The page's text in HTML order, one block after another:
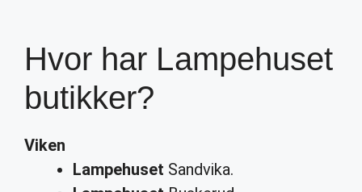
Hvor har Lampehuset
butikker?
Viken
Lampehuset Sandvika.